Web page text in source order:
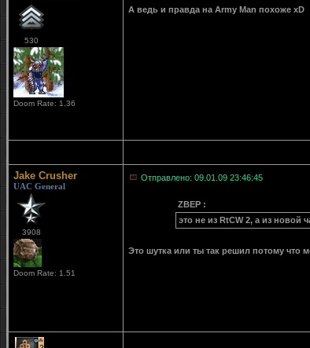
530
Doom Rate: 1.36
А ведь и правда на Army Man похоже xD
Jake Crusher
UAC General
3908
Doom Rate: 1.51
Отправлено: 09.01.09 23:46:45
ZBEP :
это не из RtCW 2, а из новой
Это шутка или ты так решил потому что